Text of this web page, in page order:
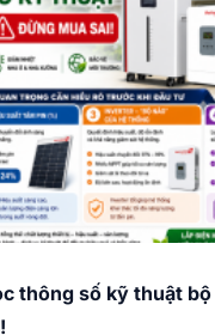
thông số kỹ thuật bộ